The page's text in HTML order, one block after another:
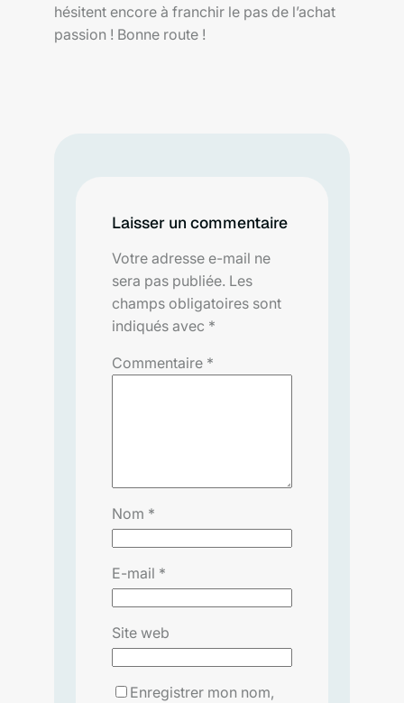
hésitent encore à franchir le pas de l’achat
passion ! Bonne route !
Laisser un commentaire
Votre adresse e-mail ne
sera pas publiée. Les
champs obligatoires sont
indiqués avec *
Commentaire *
Nom *
E-mail *
Site web
Enregistrer mon nom,